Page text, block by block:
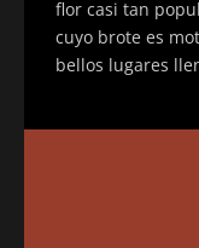
flor casi tan
cuyo brote es
bellos lugares